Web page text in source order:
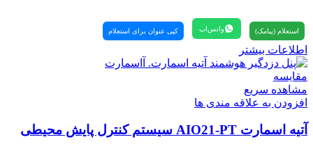
استعلام (پیامک) واتس‌اپ کپی عنوان برای استعلام
اطلاعات بیشتر
مقایسه
مشاهده سریع
افزودن به علاقه مندی ها
آتیه اسمارت AIO21-PT سیستم کنترل پایش محیطی